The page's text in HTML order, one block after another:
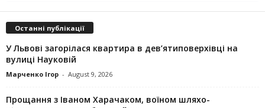
Останні публікації
У Львові загорілася квартира в дев’ятиповерхівці на
вулиці Науковій
Марченко Ігор - August 9, 2026
Прощання з Іваном Харачаком, воїном шляхо-